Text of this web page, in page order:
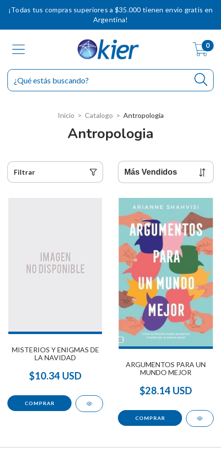
¡Todas tus compras superiores a $35.000 tienen envío gratis en
Argentina!
0
Inicio > Catalogo > Antropologia
Antropologia
Filtrar
MISTERIOS Y ENIGMAS DE
LA NAVIDAD
$10.34 USD
ARGUMENTOS PARA UN
MUNDO MEJOR
$28.14 USD